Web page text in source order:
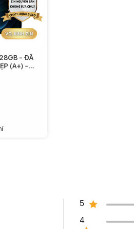
làm cong nhẹ, giúp ôm khít khung viền
bị từ mọi góc nhìn.
- ĐÃ
(A+) -
5
4